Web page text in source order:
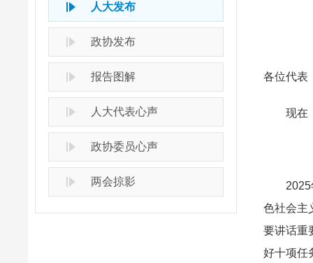
人大发布
政协发布
报告图解
人大代表心声
政协委员心声
两会掠影
各位代表
现在，
2025年
色社会主
要讲话重
好十项任